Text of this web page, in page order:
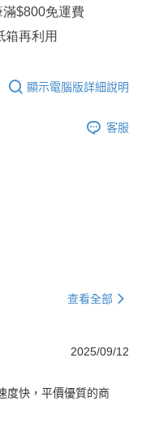
滿$800免運費
箱再利用
顯示電腦版詳細說明
客服
查看全部
2025/09/12
度快，平價優質的商